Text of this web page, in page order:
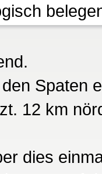
Spaten
12 km
dies